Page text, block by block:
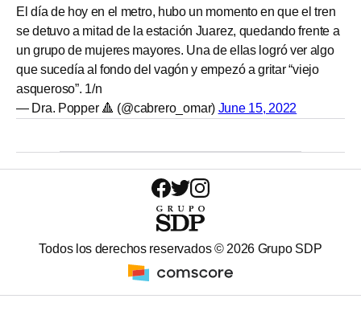
El día de hoy en el metro, hubo un momento en que el tren
se detuvo a mitad de la estación Juarez, quedando frente a
un grupo de mujeres mayores. Una de ellas logró ver algo
que sucedía al fondo del vagón y empezó a gritar “viejo
asqueroso”. 1/n
— Dra. Popper 🔺 (@cabrero_omar) June 15, 2022
Todos los derechos reservados © 2026 Grupo SDP